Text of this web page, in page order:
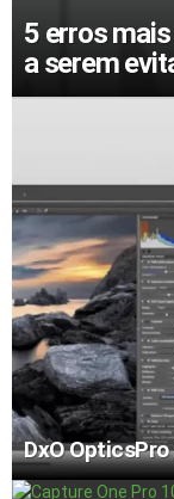
5 erros
a serem
DxO